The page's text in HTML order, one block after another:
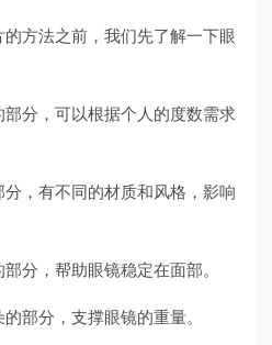
方法之前，我们先了解一下眼
分，可以根据个人的度数需求
，有不同的材质和风格，影响
分，帮助眼镜稳定在面部。
部分，支撑眼镜的重量。